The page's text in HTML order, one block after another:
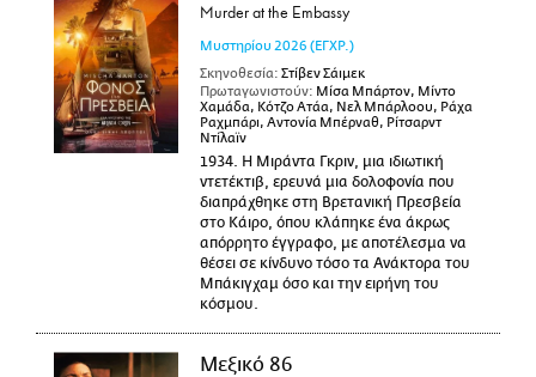
Murder at the Embassy
Μυστηρίου 2026 (ΕΓΧΡ.)
Σκηνοθεσία: Στίβεν Σάιμεκ
Πρωταγωνιστούν: Μίσα Μπάρτον, Μίντο
Χαμάδα, Κότζο Ατάα, Νελ Μπάρλοου, Ράχα
Ραχμπάρι, Αντονία Μπέρναθ, Ρίτσαρντ
Ντίλαϊν
1934. Η Μιράντα Γκριν, μια ιδιωτική
ντετέκτιβ, ερευνά μια δολοφονία που
διαπράχθηκε στη Βρετανική Πρεσβεία
στο Κάιρο, όπου κλάπηκε ένα άκρως
απόρρητο έγγραφο, με αποτέλεσμα να
θέσει σε κίνδυνο τόσο τα Ανάκτορα του
Μπάκιγχαμ όσο και την ειρήνη του
κόσμου.
Μεξικό 86